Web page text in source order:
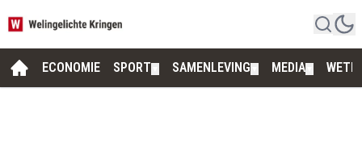
ECONOMIE SPORT SAMENLEVING MEDIA